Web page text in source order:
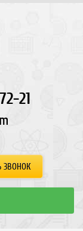
21
ЗВОНОК